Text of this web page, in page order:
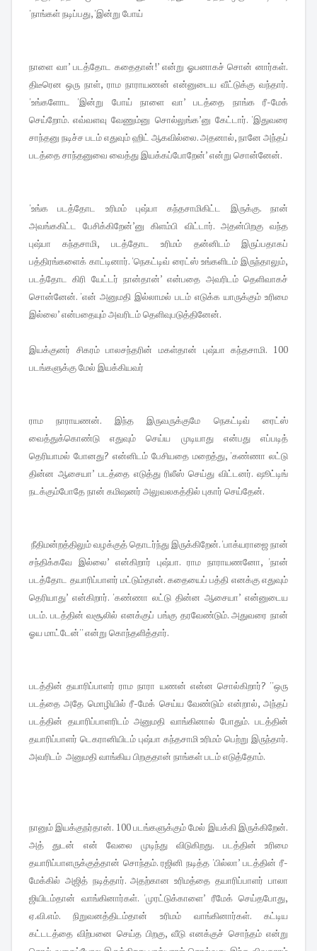
'நாங்கள் நடிப்பது, 'இன்று போய்
நாளை வா’ படத்தோட கதைதான்!’ என்று ஓபனாகச் சொன் னார்கள்.
திடீரென ஒரு நாள், ராம நாராயணன் என்னுடைய வீட்டுக்கு வந்தார்.
'உங்களோட 'இன்று போய் நாளை வா’ படத்தை நாங்க ரீ-மேக்
செய்றோம். எவ்வளவு வேணும்னு சொல்லுங்க’னு கேட்டார். 'இதுவரை
சாந்தனு நடிச்ச படம் எதுவும் ஹிட் ஆகவில்லை. அதனால், நானே அந்தப்
படத்தை சாந்தனுவை வைத்து இயக்கப்போறேன்’ என்று சொன்னேன்.
'உங்க படத்தோட உரிமம் புஷ்பா கந்தசாமிகிட்ட இருக்கு. நான்
அவங்ககிட்ட பேசிக்கிறேன்’னு கிளம்பி விட்டார். அதன்பிறகு வந்த
புஷ்பா கந்தசாமி, படத்தோட உரிமம் தன்னிடம் இருப்பதாகப்
பத்திரங்களைக் காட்டினார். 'நெகட்டிவ் ரைட்ஸ் உங்களிடம் இருந்தாலும்,
படத்தோட கிரி யேட்டர் நான்தான்’ என்பதை அவரிடம் தெளிவாகச்
சொன்னேன். 'என் அனுமதி இல்லாமல் படம் எடுக்க யாருக்கும் உரிமை
இல்லை’ என்பதையும் அவரிடம் தெளிவுபடுத்தினேன்.
இயக்குனர் சிகரம் பாலசந்தரின் மகள்தான் புஷ்பா கந்தசாமி. 100
படங்களுக்கு மேல் இயக்கியவர்
ராம நாராயணன். இந்த இருவருக்குமே நெகட்டிவ் ரைட்ஸ்
வைத்துக்கொண்டு எதுவும் செய்ய முடியாது என்பது எப்படித்
தெரியாமல் போனது? என்னிடம் பேசியதை மறைத்து, 'கண்ணா லட்டு
தின்ன ஆசையா’ படத்தை எடுத்து ரிலீஸ் செய்து விட்டனர். ஷூட்டிங்
நடக்கும்போதே நான் கமிஷனர் அலுவலகத்தில் புகார் செய்தேன்.
நீதிமன்றத்திலும் வழக்குத் தொடர்ந்து இருக்கிறேன். 'பாக்யராஜை நான்
சந்திக்கவே இல்லை’ என்கிறார் புஷ்பா. ராம நாராயணனோ, 'நான்
படத்தோட தயாரிப்பாளர் மட்டும்தான். கதையைப் பத்தி எனக்கு எதுவும்
தெரியாது’ என்கிறார். 'கண்ணா லட்டு தின்ன ஆசையா’ என்னுடைய
படம். படத்தின் வசூலில் எனக்குப் பங்கு தரவேண்டும். அதுவரை நான்
ஓய மாட்டேன்'' என்று கொந்தளித்தார்.
படத்தின் தயாரிப்பாளர் ராம நாரா யணன் என்ன சொல்கிறார்? ''ஒரு
படத்தை அதே மொழியில் ரீ-மேக் செய்ய வேண்டும் என்றால், அந்தப்
படத்தின் தயாரிப்பாளரிடம் அனுமதி வாங்கினால் போதும். படத்தின்
தயாரிப்பாளர் டெகரானியிடம் புஷ்பா கந்தசாமி உரிமம் பெற்று இருந்தார்.
அவரிடம் அனுமதி வாங்கிய பிறகுதான் நாங்கள் படம் எடுத்தோம்.
நானும் இயக்குநர்தான். 100 படங்களுக்கும் மேல் இயக்கி இருக்கிறேன்.
அத் துடன் என் வேலை முடிந்து விடுகிறது. படத்தின் உரிமை
தயாரிப்பாளருக்குத்தான் சொந்தம். ரஜினி நடித்த 'பில்லா’ படத்தின் ரீ-
மேக்கில் அஜித் நடித்தார். அதற்கான உரிமத்தை தயாரிப்பாளர் பாலா
ஜியிடம்தான் வாங்கினார்கள். 'முரட்டுக்காளை’ ரீமேக் செய்தபோது,
ஏ.வி.எம். நிறுவனத்திடம்தான் உரிமம் வாங்கினார்கள். கட்டிய
கட்டடத்தை விற்பனை செய்த பிறகு, வீடு எனக்குச் சொந்தம் என்று